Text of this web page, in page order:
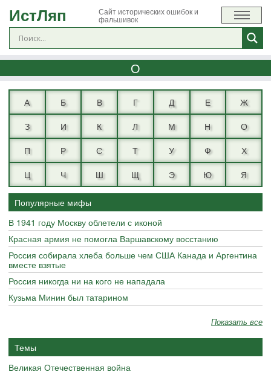
ИстЛяп Сайт исторических ошибок и
фальшивок
О
А Б В Г Д Е
Ж
З
И К Л М Н
О
П
Р С Т У Ф
Х
Ц
Ч Ш Щ Э Ю Я
Популярные мифы
В 1941 году Москву облетели с иконой
Красная армия не помогла Варшавскому восстанию
Россия собирала хлеба больше чем США Канада и Аргентина
вместе взятые
Россия никогда ни на кого не нападала
Кузьма Минин был татарином
Показать все
Темы
Великая Отечественная война